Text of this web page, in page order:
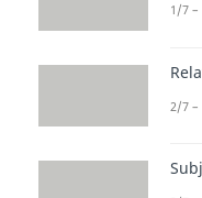
1/7 –
2/7 –